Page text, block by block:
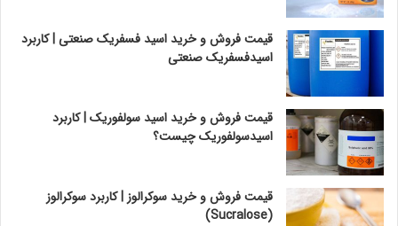
قیمت فروش و خرید اسید فسفریک صنعتی | کاربرد
اسیدفسفریک صنعتی
قیمت فروش و خرید اسید سولفوریک | کاربرد
اسیدسولفوریک چیست؟
قیمت فروش و خرید سوکرالوز | کاربرد سوکرالوز
(Sucralose)